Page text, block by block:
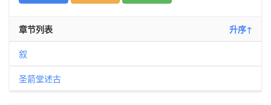
章节列表 升序↑
叙
圣箭堂述古